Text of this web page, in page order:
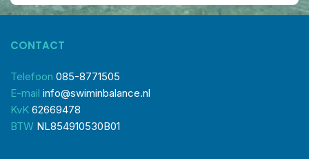
CONTACT
Telefoon 085-8771505
E-mail info@swiminbalance.nl
KvK 62669478
BTW NL854910530B01